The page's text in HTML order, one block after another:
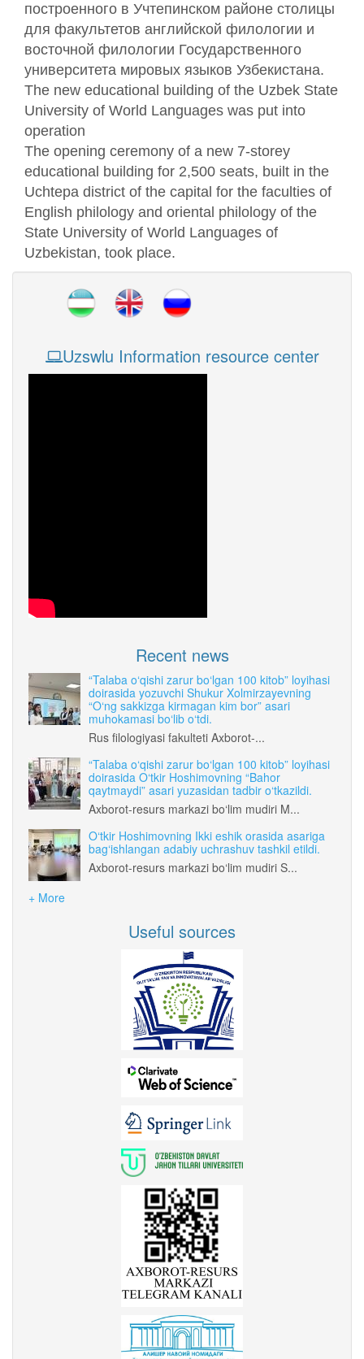
построенного в Учтепинском районе столицы
для факультетов английской филологии и
восточной филологии Государственного
университета мировых языков Узбекистана.
The new educational building of the Uzbek State
University of World Languages was put into
operation
The opening ceremony of a new 7-storey
educational building for 2,500 seats, built in the
Uchtepa district of the capital for the faculties of
English philology and oriental philology of the
State University of World Languages of
Uzbekistan, took place.
Uzswlu Information resource center
Recent news
“Talaba o‘qishi zarur bo‘lgan 100 kitob” loyihasi
doirasida yozuvchi Shukur Xolmirzayevning
“O‘ng sakkizga kirmagan kim bor” asari
muhokamasi bo‘lib o‘tdi.
Rus filologiyasi fakulteti Axborot-...
“Talaba o‘qishi zarur bo‘lgan 100 kitob” loyihasi
doirasida O‘tkir Hoshimovning “Bahor
qaytmaydi” asari yuzasidan tadbir o‘tkazildi.
Axborot-resurs markazi bo‘lim mudiri M...
O‘tkir Hoshimovning Ikki eshik orasida asariga
bag‘ishlangan adabiy uchrashuv tashkil etildi.
Axborot-resurs markazi bo‘lim mudiri S...
+ More
Useful sources